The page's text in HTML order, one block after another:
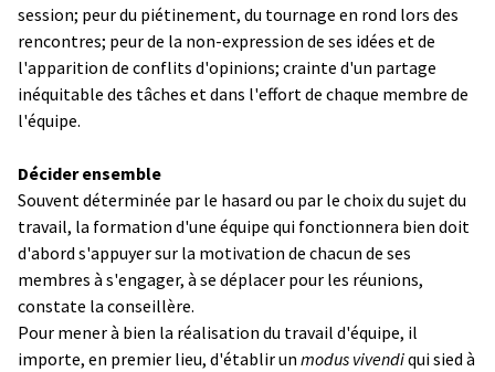
session; peur du piétinement, du tournage en rond lors des
rencontres; peur de la non-expression de ses idées et de
l'apparition de conflits d'opinions; crainte d'un partage
inéquitable des tâches et dans l'effort de chaque membre de
l'équipe.
Décider ensemble
Souvent déterminée par le hasard ou par le choix du sujet du
travail, la formation d'une équipe qui fonctionnera bien doit
d'abord s'appuyer sur la motivation de chacun de ses
membres à s'engager, à se déplacer pour les réunions,
constate la conseillère.
Pour mener à bien la réalisation du travail d'équipe, il
importe, en premier lieu, d'établir un modus vivendiqui sied à